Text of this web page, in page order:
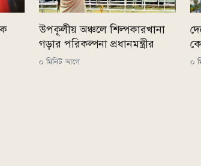
উপকূলীয় অঞ্চলে শিল্পকারখানা
গড়ার পরিকল্পনা প্রধানমন্ত্রীর
০ মিনিট আগে ০